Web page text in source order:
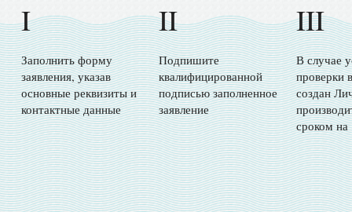
I
Заполнить форму
заявления, указав
основные реквизиты и
контактные данные
II
Подпишите
квалифицированной
подписью заполненное
заявление
III
В случае
проверки
создан
сроком на